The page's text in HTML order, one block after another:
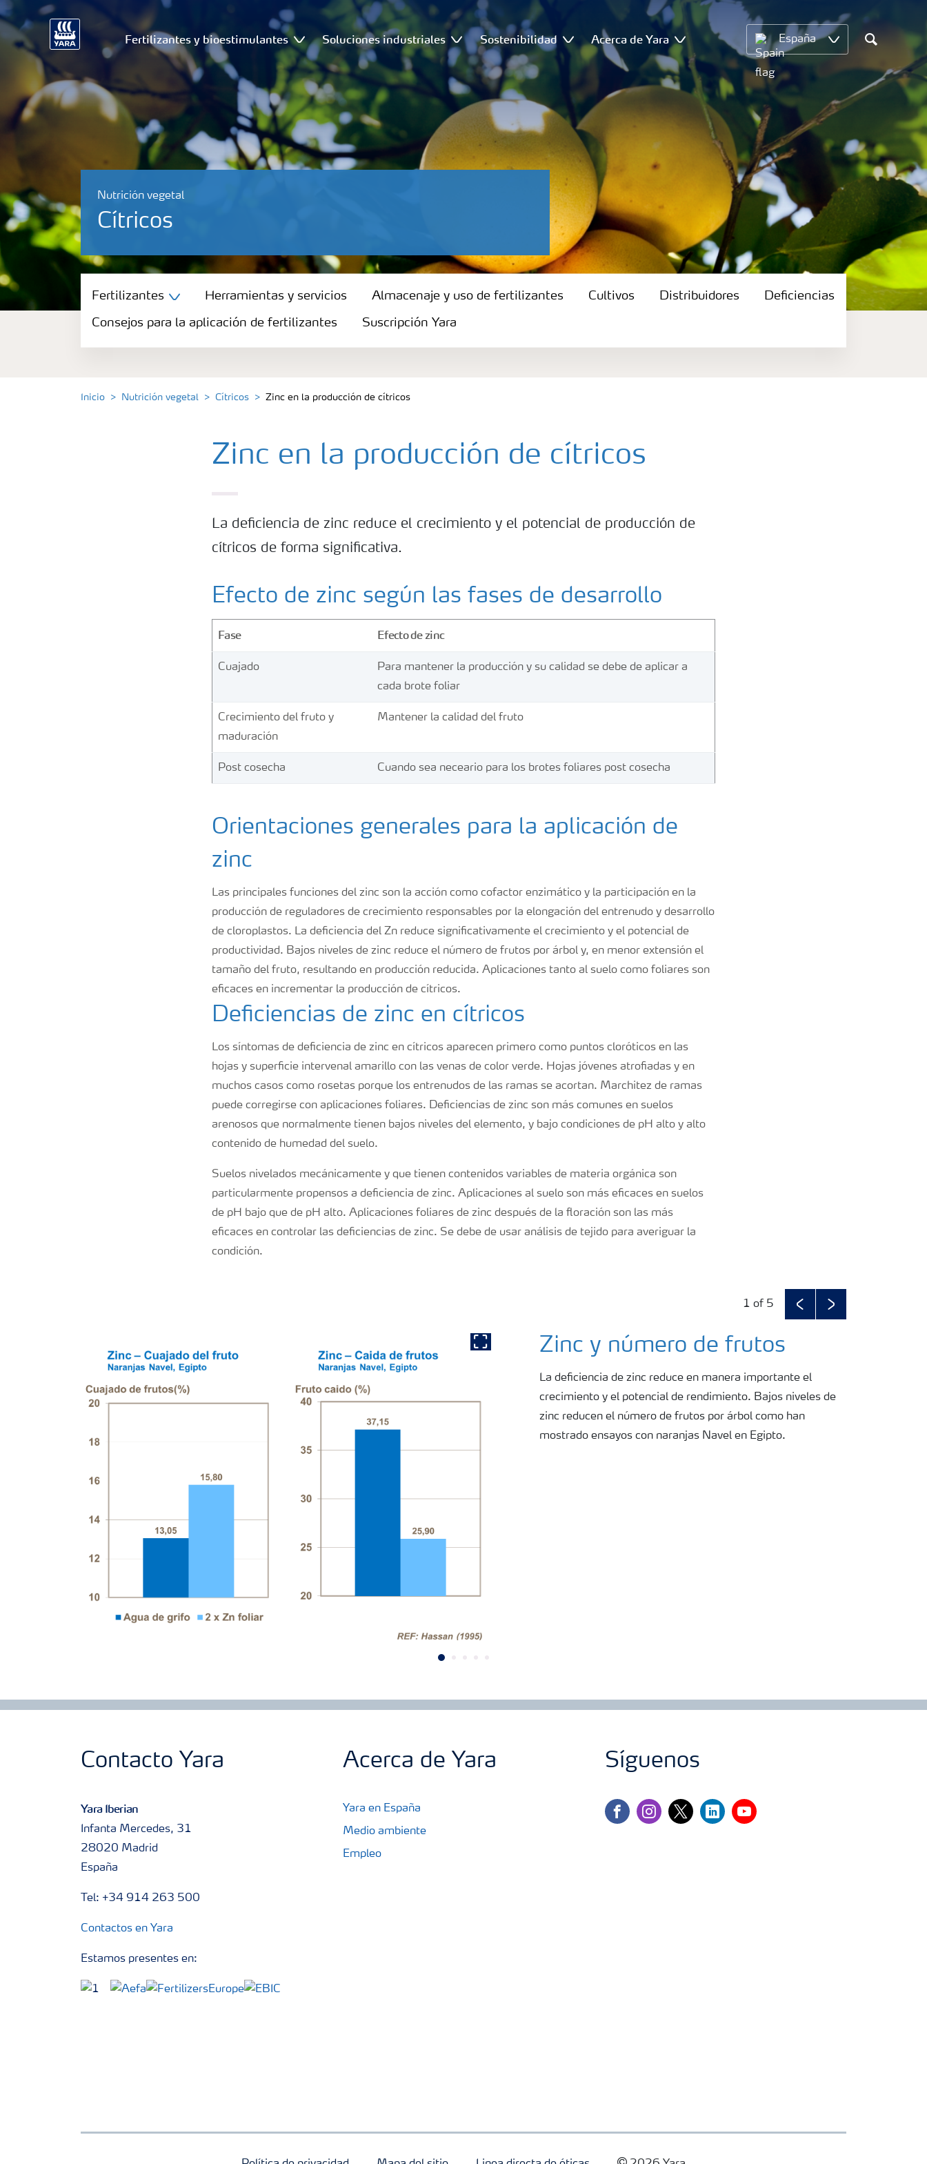
Fertilizantes y bioestimulantes Soluciones industriales Sostenibilidad Acerca de Yara España
Search
Nutrición vegetal
Cítricos
Fertilizantes
Herramientas y servicios
Consejos para la aplicación de fertilizantes
Fertilizantes Herramientas y servicios Almacenaje y uso de fertilizantes Cultivos Distribuidores Deficiencias
Consejos para la aplicación de fertilizantes Suscripción Yara
Inicio Nutrición vegetal Cítricos Zinc en la producción de cítricos
Zinc en la producción de cítricos
La deficiencia de zinc reduce el crecimiento y el potencial de producción de
cítricos de forma significativa.
Efecto de zinc según las fases de desarrollo
Fase Efecto de zinc
Cuajado
Para mantener la producción y su calidad se debe de aplicar a
cada brote foliar
Crecimiento del fruto y
maduración
Mantener la calidad del fruto
Post cosecha Cuando sea neceario para los brotes foliares post cosecha
Orientaciones generales para la aplicación de
zinc
Las principales funciones del zinc son la acción como cofactor enzimático y la participación en la
producción de reguladores de crecimiento responsables por la elongación del entrenudo y desarrollo
de cloroplastos. La deficiencia del Zn reduce significativamente el crecimiento y el potencial de
productividad. Bajos niveles de zinc reduce el número de frutos por árbol y, en menor extensión el
tamaño del fruto, resultando en producción reducida. Aplicaciones tanto al suelo como foliares son
eficaces en incrementar la producción de cítricos.
Deficiencias de zinc en cítricos
Los síntomas de deficiencia de zinc en cítricos aparecen primero como puntos cloróticos en las
hojas y superficie intervenal amarillo con las venas de color verde. Hojas jóvenes atrofiadas y en
muchos casos como rosetas porque los entrenudos de las ramas se acortan. Marchitez de ramas
puede corregirse con aplicaciones foliares. Deficiencias de zinc son más comunes en suelos
arenosos que normalmente tienen bajos niveles del elemento, y bajo condiciones de pH alto y alto
contenido de humedad del suelo.
Suelos nivelados mecánicamente y que tienen contenidos variables de materia orgánica son
particularmente propensos a deficiencia de zinc. Aplicaciones al suelo son más eficaces en suelos
de pH bajo que de pH alto. Aplicaciones foliares de zinc después de la floración son las más
eficaces en controlar las deficiencias de zinc. Se debe de usar análisis de tejido para averiguar la
condición.
1 of 5
PreviousNext
Show full imageZinc y número de frutos
La deficiencia de zinc reduce en manera importante el
crecimiento y el potencial de rendimiento. Bajos niveles de
zinc reducen el número de frutos por árbol como han
mostrado ensayos con naranjas Navel en Egipto.
Contacto Yara
Yara Iberian
Infanta Mercedes, 31
28020 Madrid
España
Tel: +34 914 263 500
Contactos en Yara
Estamos presentes en:
Acerca de Yara
Yara en España
Medio ambiente
Empleo
Síguenos
facebookinstagram
twitterlinkedinyoutube